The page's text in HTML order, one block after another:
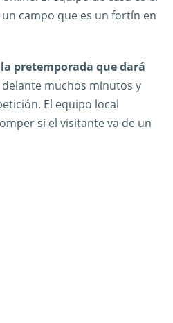
campo que es un fortín en
pretemporada que dará
muchos minutos y
El equipo local
si el visitante va de un